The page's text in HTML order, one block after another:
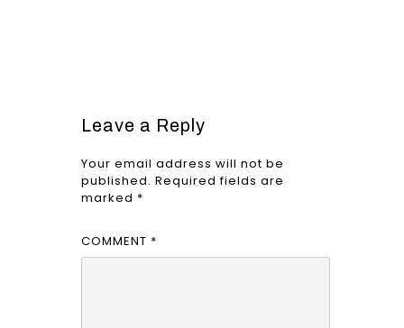
Leave a Reply
Your email address will not be
published. Required fields are
marked *
COMMENT *